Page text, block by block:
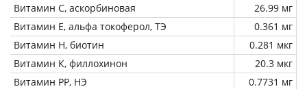
Витамин C, аскорбиновая
26.99 мг
Витамин Е, альфа токоферол, ТЭ
0.361 мг
Витамин Н, биотин
0.281 мкг
Витамин К, филлохинон
20.3 мкг
Витамин РР, НЭ
0.7731 мг